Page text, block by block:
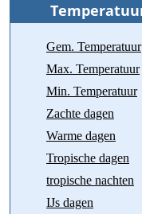
Gem. Temperatuur
Max. Temperatuur
Min. Temperatuur
Zachte dagen
Warme dagen
Tropische dagen
tropische nachten
IJs dagen